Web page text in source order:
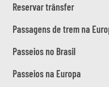
Reservar trânsfer
Passagens de trem na
Passeios no Brasil
Passeios na Europa